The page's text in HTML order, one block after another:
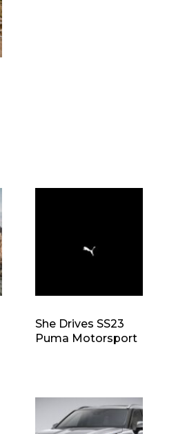
She Drives SS23
Puma Motorsport